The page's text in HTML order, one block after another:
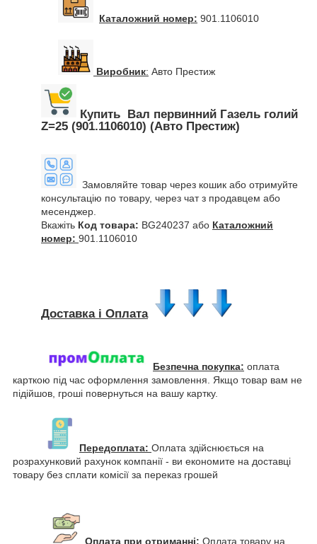
Каталожний номер: 901.1106010
Виробник: Авто Престиж
Купить Вал первинний Газель голий
Z=25 (901.1106010) (Авто Престиж)
Замовляйте товар через кошик або отримуйте
консультацію по товару, через чат з продавцем або
месенджер.
Вкажіть Код товара: BG240237 або Каталожний
номер: 901.1106010
Доставка і Оплата
Безпечна покупка: оплата
карткою під час оформлення замовлення. Якщо товар вам не
підійшов, гроші повернуться на вашу картку.
Передоплата: Оплата здійснюється на
розрахунковий рахунок компанії - ви економите на доставці
товару без сплати комісії за переказ грошей
Оплата при отриманні: Оплата товару на